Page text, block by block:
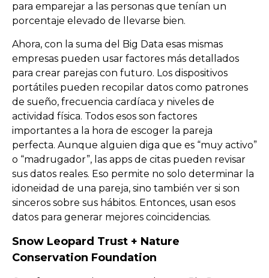
para emparejar a las personas que tenían un
porcentaje elevado de llevarse bien.
Ahora, con la suma del Big Data esas mismas
empresas pueden usar factores más detallados
para crear parejas con futuro. Los dispositivos
portátiles pueden recopilar datos como patrones
de sueño, frecuencia cardíaca y niveles de
actividad física. Todos esos son factores
importantes a la hora de escoger la pareja
perfecta. Aunque alguien diga que es “muy activo”
o “madrugador”, las apps de citas pueden revisar
sus datos reales. Eso permite no solo determinar la
idoneidad de una pareja, sino también ver si son
sinceros sobre sus hábitos. Entonces, usan esos
datos para generar mejores coincidencias.
Snow Leopard Trust + Nature
Conservation Foundation